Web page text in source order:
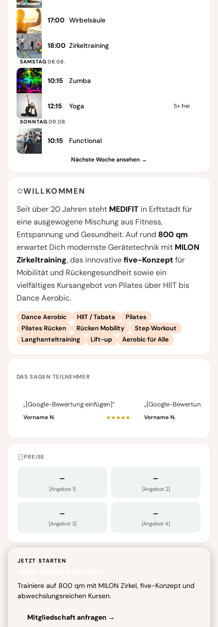
17:00 Wirbelsäule
18:00 Zirkeltraining
SAMSTAG 08.08.
10:15 Zumba
12:15 Yoga 5+ frei
SONNTAG 09.08.
10:15 Functional
Nächste Woche ansehen →
WILLKOMMEN
Seit über 20 Jahren steht MEDIFIT in Erftstadt für
eine ausgewogene Mischung aus Fitness,
Entspannung und Gesundheit. Auf rund 800 qm
erwartet Dich modernste Gerätetechnik mit MILON
Zirkeltraining, das innovativefive-Konzeptfür
Mobilität und Rückengesundheit sowie ein
vielfältiges Kursangebot von Pilates über HIIT bis
Dance Aerobic.
Dance Aerobic HIIT / Tabata
Pilates
Pilates Rücken
Rücken Mobility
Step Workout
Langhanteltraining
Lift-up Aerobic für Alle
DAS SAGEN TEILNEHMER
„[Google-Bewertung einfügen]“
Vorname N.
„[Google-Bewertung
Vorname N.
PREISE
–
[Angebot 1]
–
[Angebot 2]
–
[Angebot 3]
–
[Angebot 4]
JETZT STARTEN
Trainiere auf 800 qm mit MILON Zirkel, five-Konzept und
abwechslungsreichen Kursen.
Mitgliedschaft anfragen →